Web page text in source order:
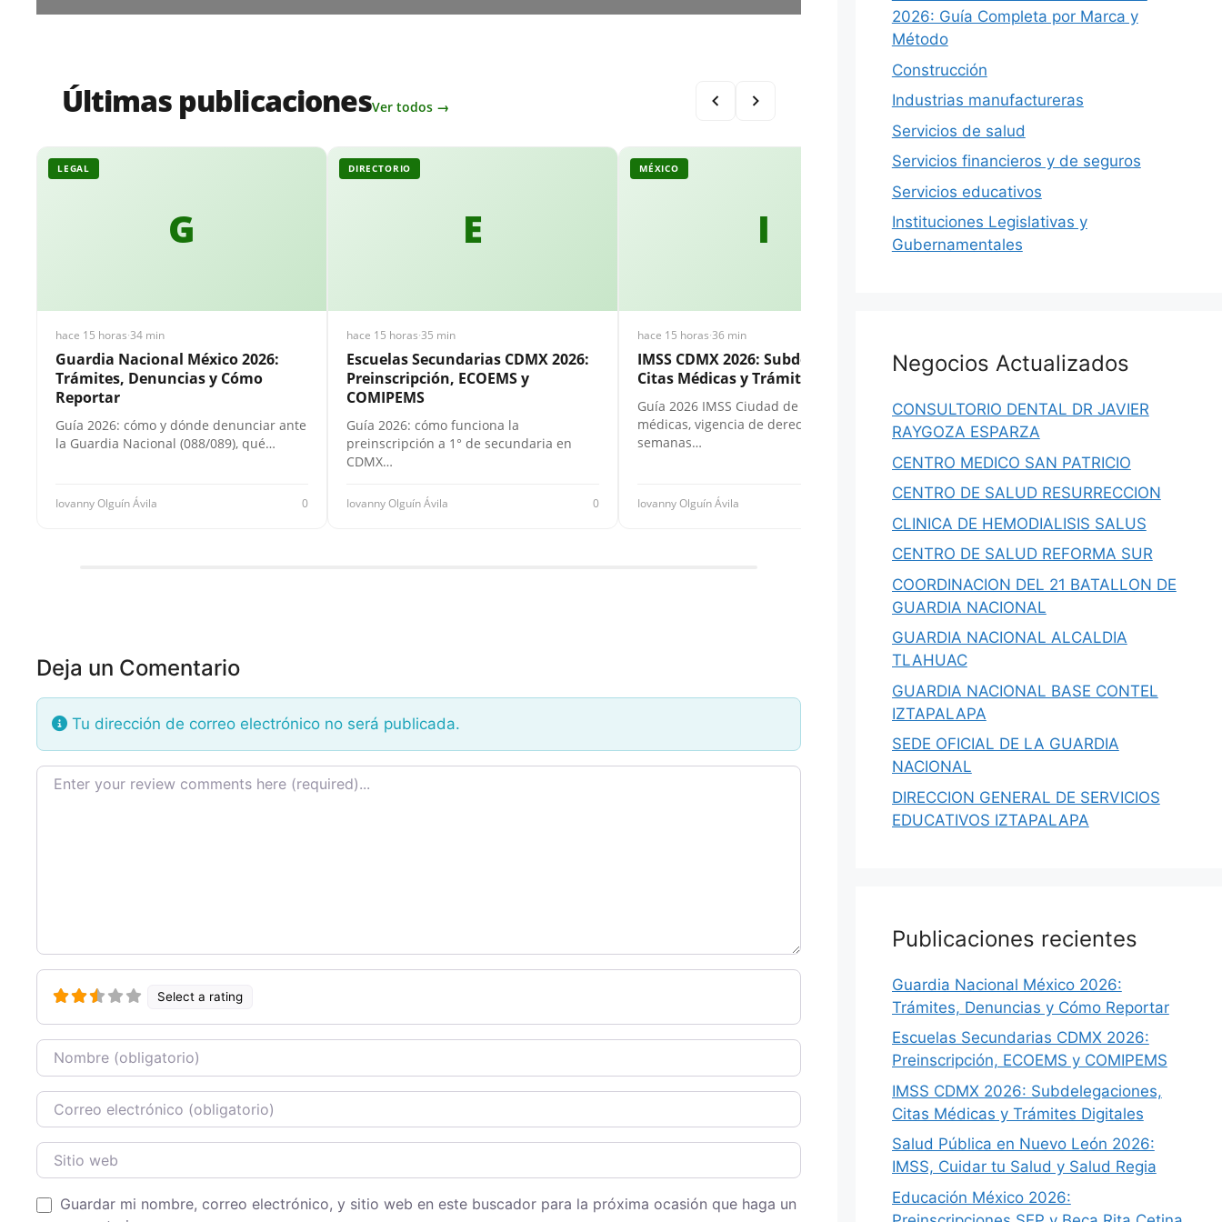
Últimas publicacionesVer todos →
G
LEGAL
hace 15 horas·34 min
Guardia Nacional México 2026:
Trámites, Denuncias y Cómo
Reportar
Guía 2026: cómo y dónde denunciar ante
la Guardia Nacional (088/089), qué…
Iovanny Olguín Ávila 0
E
DIRECTORIO
hace 15 horas·35 min
Escuelas Secundarias CDMX 2026:
Preinscripción, ECOEMS y
COMIPEMS
Guía 2026: cómo funciona la
preinscripción a 1° de secundaria en
CDMX…
Iovanny Olguín Ávila 0
I
MÉXICO
hace 15 horas·36 min
IMSS CDMX 2026: Subdelegaciones,
Citas Médicas y Trámites Digitales
Guía 2026 IMSS Ciudad de México: citas
médicas, vigencia de derechos,
semanas…
Iovanny Olguín Ávila
S
MÉXICO
Salud Pública en Nuevo León 2026:
IMSS, Cuidar tu Salud y Salud
Guía 2026 de salud en Nuevo León: por
qué NL no está…
Iovanny Olguín Ávila
Deja un Comentario
Tu dirección de correo electrónico no será publicada.
Texto de la reseña
Select a rating
Nombre
Correo Electronico
Sitio web
Guardar mi nombre, correo electrónico, y sitio web en este buscador para la próxima ocasión que haga un
2026: Guía Completa por Marca y
Método
Construcción
Industrias manufactureras
Servicios de salud
Servicios financieros y de seguros
Servicios educativos
Instituciones Legislativas y
Gubernamentales
Negocios Actualizados
CONSULTORIO DENTAL DR JAVIER
RAYGOZA ESPARZA
CENTRO MEDICO SAN PATRICIO
CENTRO DE SALUD RESURRECCION
CLINICA DE HEMODIALISIS SALUS
CENTRO DE SALUD REFORMA SUR
COORDINACION DEL 21 BATALLON DE
GUARDIA NACIONAL
GUARDIA NACIONAL ALCALDIA
TLAHUAC
GUARDIA NACIONAL BASE CONTEL
IZTAPALAPA
SEDE OFICIAL DE LA GUARDIA
NACIONAL
DIRECCION GENERAL DE SERVICIOS
EDUCATIVOS IZTAPALAPA
Publicaciones recientes
Guardia Nacional México 2026:
Trámites, Denuncias y Cómo Reportar
Escuelas Secundarias CDMX 2026:
Preinscripción, ECOEMS y COMIPEMS
IMSS CDMX 2026: Subdelegaciones,
Citas Médicas y Trámites Digitales
Salud Pública en Nuevo León 2026:
IMSS, Cuidar tu Salud y Salud Regia
Educación México 2026: